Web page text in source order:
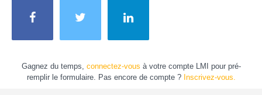
Gagnez du temps, connectez-vous à votre compte LMI pour pré-
remplir le formulaire. Pas encore de compte ? Inscrivez-vous.